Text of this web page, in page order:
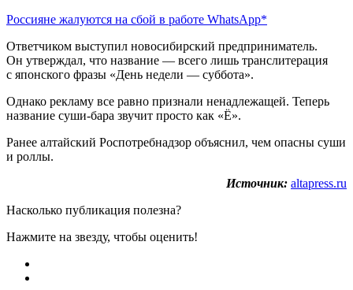
Россияне жалуются на сбой в работе WhatsApp*
Ответчиком выступил новосибирский предприниматель.
Он утверждал, что название — всего лишь транслитерация
с японского фразы «День недели — суббота».
Однако рекламу все равно признали ненадлежащей. Теперь
название суши-бара звучит просто как «Ё».
Ранее алтайский Роспотребнадзор объяснил, чем опасны суши
и роллы.
Источник: altapress.ru
Насколько публикация полезна?
Нажмите на звезду, чтобы оценить!